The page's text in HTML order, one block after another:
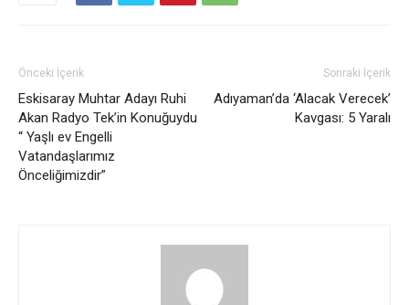
Önceki İçerik
Eskisaray Muhtar Adayı Ruhi
Akan Radyo Tek’in Konuğuydu
“ Yaşlı ev Engelli
Vatandaşlarımız
Önceliğimizdir”
Sonraki İçerik
Adıyaman’da ‘Alacak Verecek’
Kavgası: 5 Yaralı